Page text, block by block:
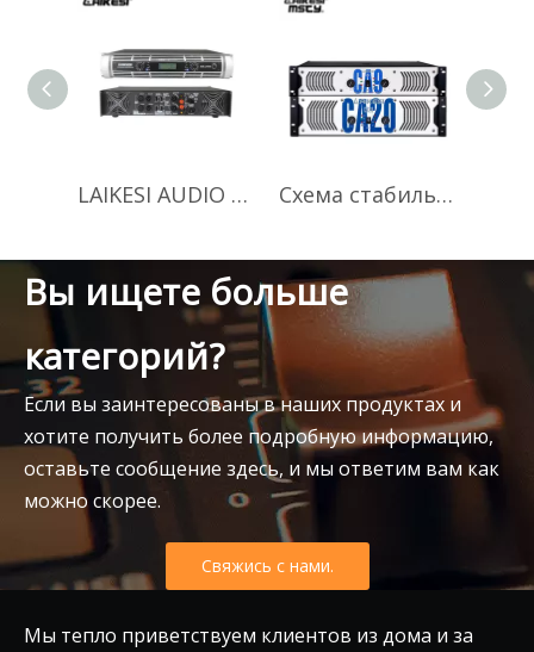
LAIKESI AUDIO Hi Fi ламповый усилитель для звуковой системы, усилитель мощности аудио Схема стабильного усилителя LAIKESI AUDIO класса h ca 9 ca 20, усилитель мощности
Вы ищете больше
категорий?
Если вы заинтересованы в наших продуктах и
хотите получить более подробную информацию,
оставьте сообщение здесь, и мы ответим вам как
можно скорее.
Свяжись с нами.
Мы тепло приветствуем клиентов из дома и за